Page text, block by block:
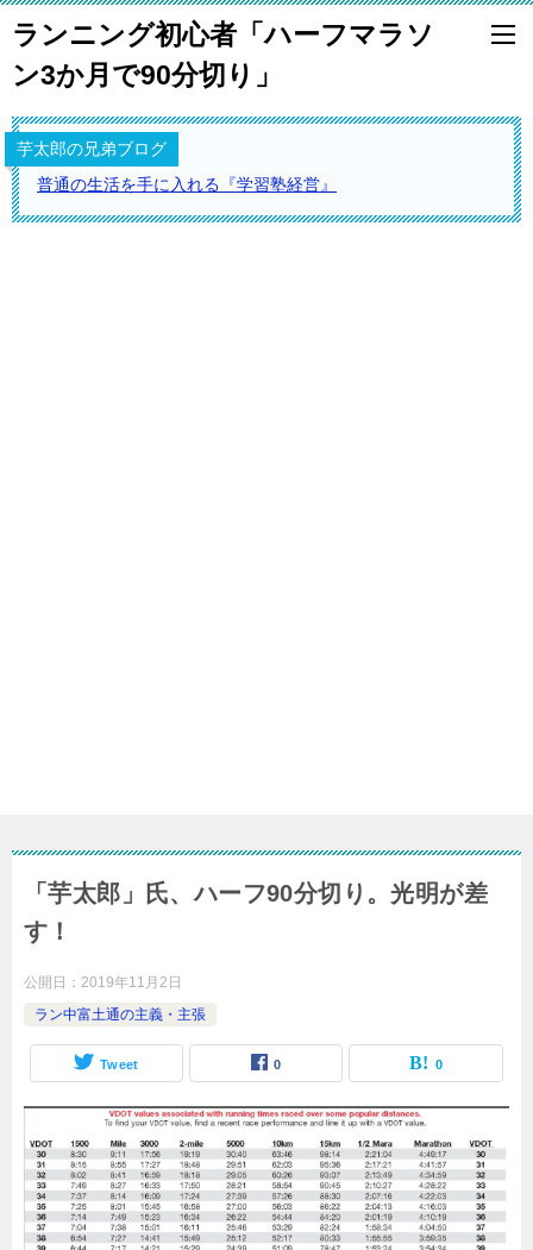
ランニング初心者「ハーフマラソ
ン3か月で90分切り」
芋太郎の兄弟ブログ
普通の生活を手に入れる『学習塾経営』
「芋太郎」氏、ハーフ90分切り。光明が差
す！
公開日： 2019年11月2日
ラン中富土通の主義・主張
Tweet 0 0